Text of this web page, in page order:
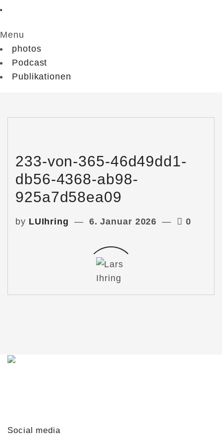
Menu
photos
Podcast
Publikationen
233-von-365-46d49dd1-
db56-4368-ab98-
925a7d58ea09
by LUIhring 6. Januar 2026 0
Social media